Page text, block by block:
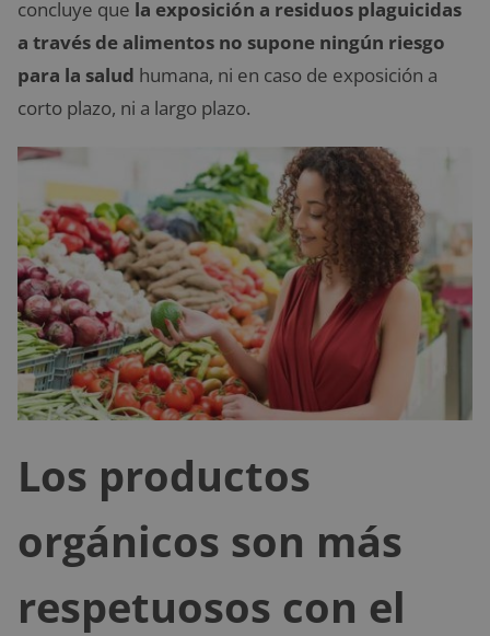
concluye que la exposición a residuos plaguicidas
a través de alimentos no supone ningún riesgo
para la salud humana, ni en caso de exposición a
corto plazo, ni a largo plazo.
Los productos
orgánicos son más
respetuosos con el